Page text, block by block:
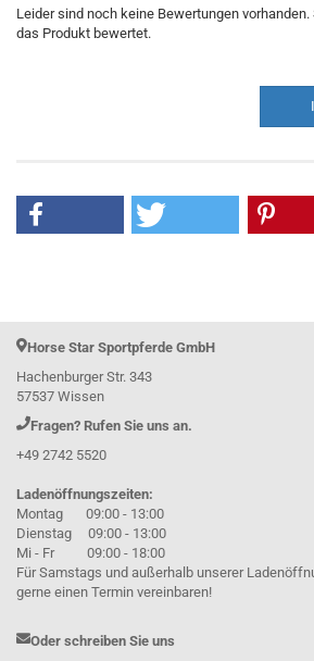
Leider sind noch keine Bewertungen vorhanden.
das Produkt bewertet.
Horse Star Sportpferde GmbH
Hachenburger Str. 343
57537 Wissen
Fragen? Rufen Sie uns an.
+49 2742 5520
Ladenöffnungszeiten:
Montag 09:00 - 13:00
Dienstag 09:00 - 13:00
Mi - Fr 09:00 - 18:00
Für Samstags und außerhalb unserer
gerne einen Termin vereinbaren!
Oder schreiben Sie uns